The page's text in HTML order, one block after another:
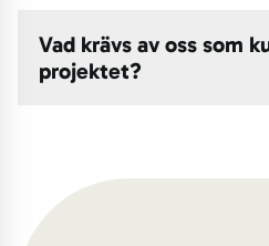
Vad krävs av oss som
projektet?